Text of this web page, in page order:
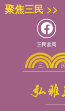
聚焦三民 >>
三民書局